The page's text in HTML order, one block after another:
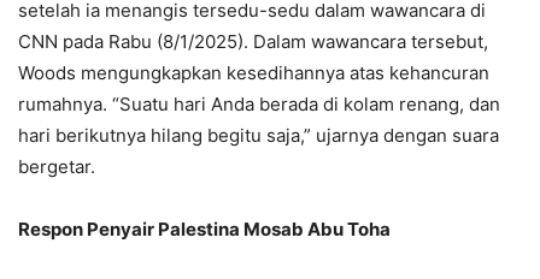
setelah ia menangis tersedu-sedu dalam wawancara di
CNN pada Rabu (8/1/2025). Dalam wawancara tersebut,
Woods mengungkapkan kesedihannya atas kehancuran
rumahnya. “Suatu hari Anda berada di kolam renang, dan
hari berikutnya hilang begitu saja,” ujarnya dengan suara
bergetar.
Respon Penyair Palestina Mosab Abu Toha